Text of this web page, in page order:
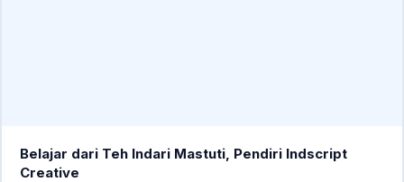
Belajar dari Teh Indari Mastuti, Pendiri Indscript
Creative